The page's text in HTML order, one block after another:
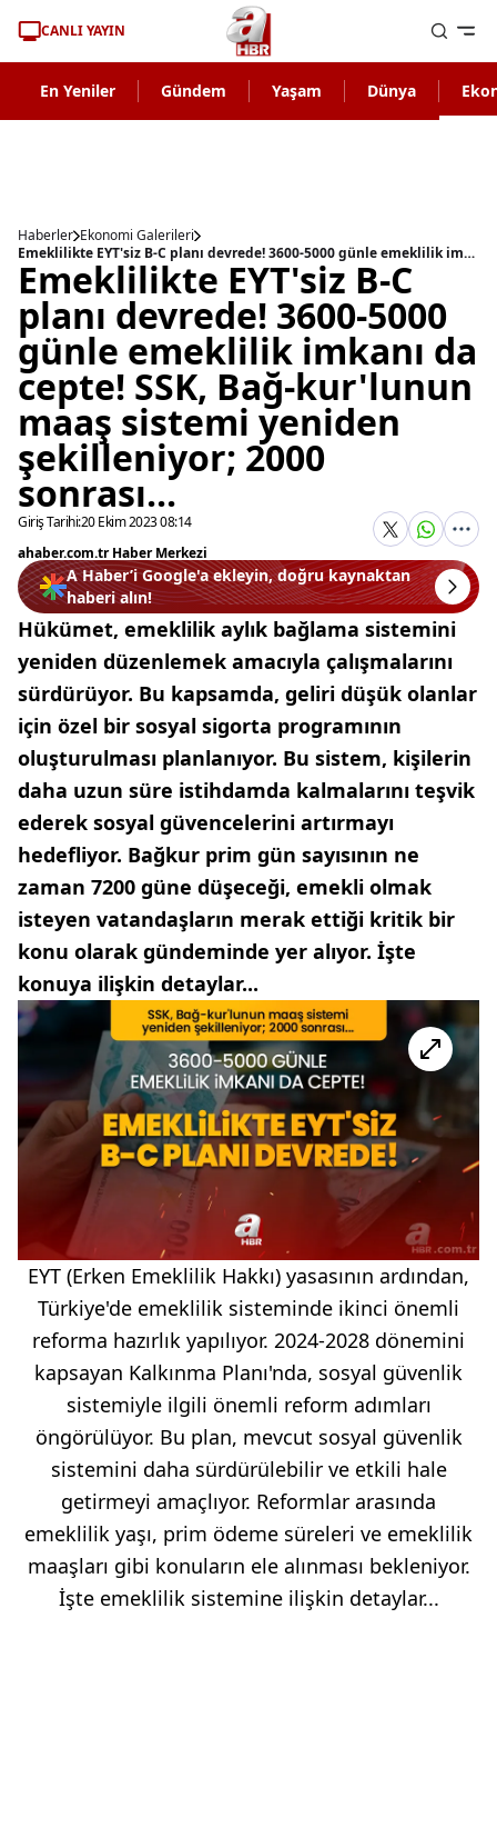
CANLI YAYIN
En Yeniler Gündem Yaşam Dünya
Haberler Ekonomi Galerileri
Emeklilikte EYT'siz B-C planı devrede! 3600-5000 günle emeklilik imkanı da cepte! SSK, Bağ-kur'lunun maaş sistemi yeniden şekilleniyor; 2000 sonrası...
Emeklilikte EYT'siz B-C
planı devrede! 3600-5000
günle emeklilik imkanı da
cepte! SSK, Bağ-kur'lunun
maaş sistemi yeniden
şekilleniyor; 2000
sonrası...
Giriş Tarihi:20 Ekim 2023 08:14
ahaber.com.tr Haber Merkezi
A Haber’i Google'a ekleyin, doğru kaynaktan
haberi alın!
Hükümet, emeklilik aylık bağlama sistemini
yeniden düzenlemek amacıyla çalışmalarını
sürdürüyor. Bu kapsamda, geliri düşük olanlar
için özel bir sosyal sigorta programının
oluşturulması planlanıyor. Bu sistem, kişilerin
daha uzun süre istihdamda kalmalarını teşvik
ederek sosyal güvencelerini artırmayı
hedefliyor. Bağkur prim gün sayısının ne
zaman 7200 güne düşeceği, emekli olmak
isteyen vatandaşların merak ettiği kritik bir
konu olarak gündeminde yer alıyor. İşte
konuya ilişkin detaylar...
EYT (Erken Emeklilik Hakkı) yasasının ardından,
Türkiye'de emeklilik sisteminde ikinci önemli
reforma hazırlık yapılıyor. 2024-2028 dönemini
kapsayan Kalkınma Planı'nda, sosyal güvenlik
sistemiyle ilgili önemli reform adımları
öngörülüyor. Bu plan, mevcut sosyal güvenlik
sistemini daha sürdürülebilir ve etkili hale
getirmeyi amaçlıyor. Reformlar arasında
emeklilik yaşı, prim ödeme süreleri ve emeklilik
maaşları gibi konuların ele alınması bekleniyor.
İşte emeklilik sistemine ilişkin detaylar...